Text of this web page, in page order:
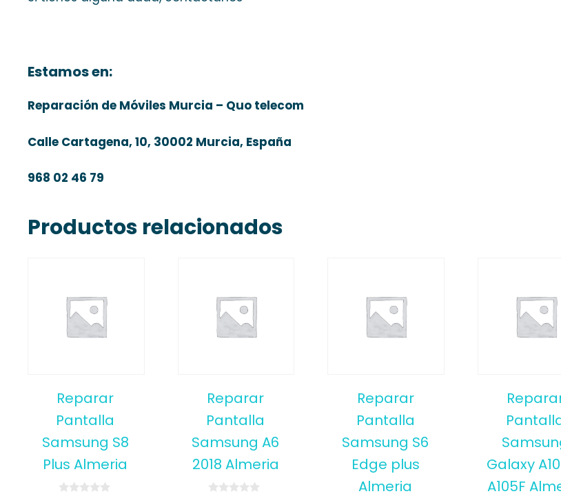
Estamos en:
Reparación de Móviles Murcia – Quo telecom
Calle Cartagena, 10, 30002 Murcia, España
968 02 46 79
Productos relacionados
Reparar
Pantalla
Samsung S8
Plus Almeria
Reparar
Pantalla
Samsung A6
2018 Almeria
Reparar
Pantalla
Samsung S6
Edge plus
Almeria
Galaxy
A105F